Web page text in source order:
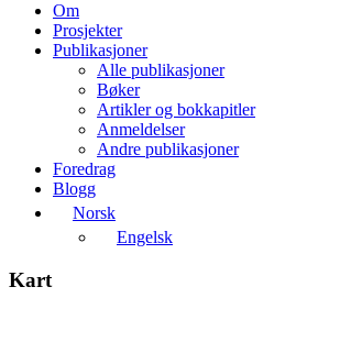
Om
Prosjekter
Publikasjoner
Alle publikasjoner
Bøker
Artikler og bokkapitler
Anmeldelser
Andre publikasjoner
Foredrag
Blogg
Norsk
Engelsk
Kart